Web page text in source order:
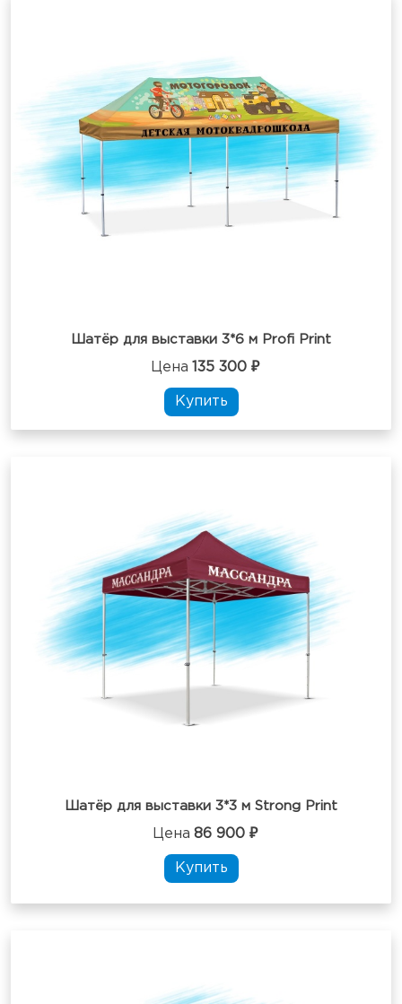
Шатёр для выставки 3*6 м Profi Print
Цена 135 300 ₽
Купить
Шатёр для выставки 3*3 м Strong Print
Цена 86 900 ₽
Купить